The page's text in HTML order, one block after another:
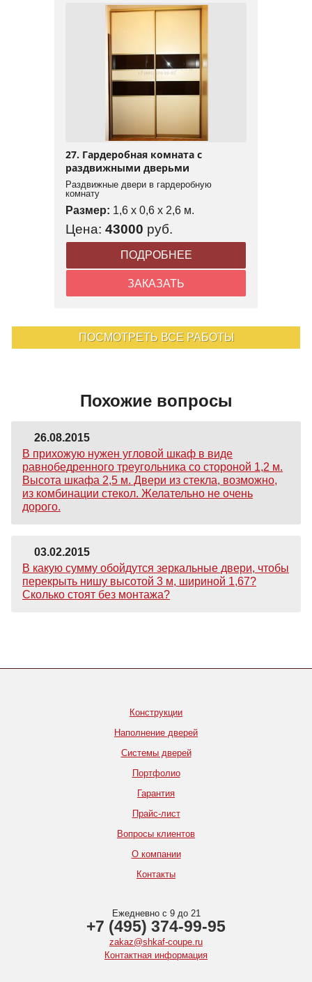
27. Гардеробная комната с
раздвижными дверьми
Раздвижные двери в гардеробную
комнату
Размер: 1,6 x 0,6 x 2,6 м.
Цена: 43000 руб.
ПОДРОБНЕЕ
ЗАКАЗАТЬ
ПОСМОТРЕТЬ ВСЕ РАБОТЫ
Похожие вопросы
26.08.2015
В прихожую нужен угловой шкаф в виде
равнобедренного треугольника со стороной 1,2 м.
Высота шкафа 2,5 м. Двери из стекла, возможно,
из комбинации стекол. Желательно не очень
дорого.
03.02.2015
В какую сумму обойдутся зеркальные двери, чтобы
перекрыть нишу высотой 3 м, шириной 1,67?
Сколько стоят без монтажа?
Конструкции
Наполнение дверей
Системы дверей
Портфолио
Гарантия
Прайс-лист
Вопросы клиентов
О компании
Контакты
Ежедневно с 9 до 21
+7 (495) 374-99-95
zakaz@shkaf-coupe.ru
Контактная информация